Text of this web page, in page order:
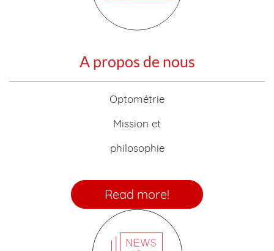
A propos de nous
Optométrie
Mission et
philosophie
Read more!